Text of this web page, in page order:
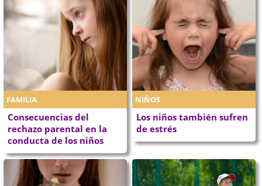
FAMILIA
Consecuencias del
rechazo parental en la
conducta de los niños
NIÑOS
Los niños también sufren
de estrés